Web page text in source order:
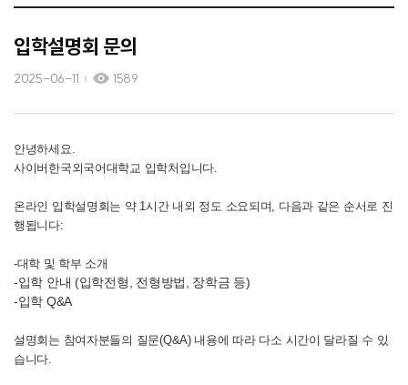
입학설명회 문의
2025-06-11 1589
안녕하세요.
사이버한국외국어대학교 입학처입니다.
온라인 입학설명회는 약 1시간 내외 정도 소요되며, 다음과 같은 순서로 진
행됩니다:
-대학 및 학부 소개
-입학 안내 (입학전형, 전형방법, 장학금 등)
-입학 Q&A
설명회는 참여자분들의 질문(Q&A) 내용에 따라 다소 시간이 달라질 수 있
습니다.